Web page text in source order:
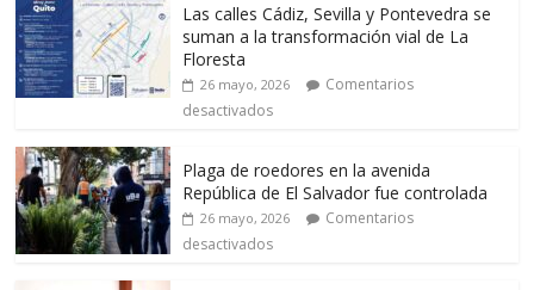
Las calles Cádiz, Sevilla y Pontevedra se
suman a la transformación vial de La
Floresta
26 mayo, 2026
Comentarios
desactivados
Plaga de roedores en la avenida
República de El Salvador fue controlada
26 mayo, 2026
Comentarios
desactivados